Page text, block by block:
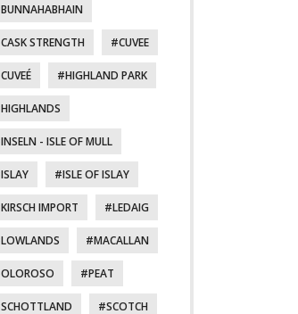
BUNNAHABHAIN
CASK STRENGTH CUVEE
CUVEÉ HIGHLAND PARK
HIGHLANDS
INSELN - ISLE OF MULL
ISLAY ISLE OF ISLAY
KIRSCH IMPORT LEDAIG
LOWLANDS MACALLAN
OLOROSO PEAT
SCHOTTLAND SCOTCH